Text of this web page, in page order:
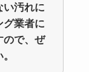
い汚れに
グ業者に
ので、ぜ